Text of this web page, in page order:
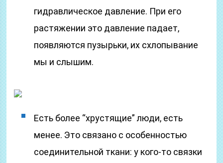
гидравлическое давление. При его
растяжении это давление падает,
появляются пузырьки, их схлопывание
мы и слышим.
Есть более “хрустящие” люди, есть
менее. Это связано с особенностью
соединительной ткани: у кого-то связки